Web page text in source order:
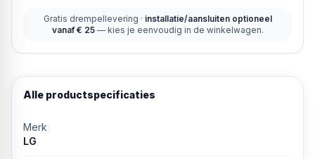
Gratis drempellevering · installatie/aansluiten optioneel
vanaf € 25 — kies je eenvoudig in de winkelwagen.
Alle productspecificaties
Merk
LG